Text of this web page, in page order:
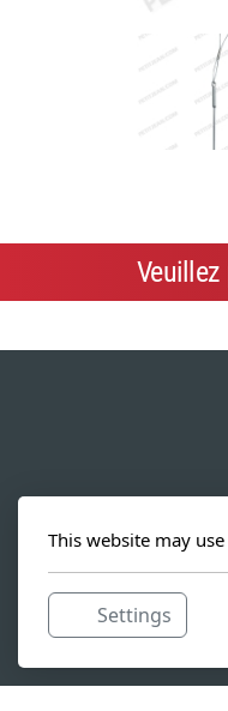
This website may
Settings